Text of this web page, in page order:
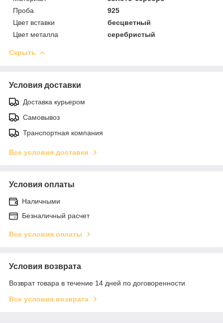
Проба
925
Цвет вставки
бесцветный
Цвет металла
серебристый
Скрыть
Условия доставки
Доставка курьером
Самовывоз
Транспортная компания
Все условия доставки
Условия оплаты
Наличными
Безналичный расчет
Все условия оплаты
Условия возврата
Возврат товара в течение 14 дней по договоренности
Все условия возврата